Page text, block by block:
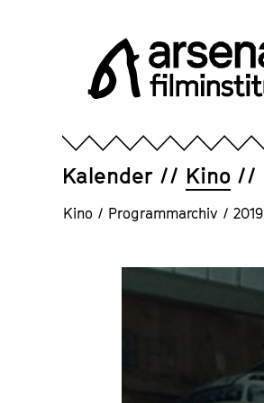
Filminstitut
Kalender Kino
Kino / Programmarchiv / 2019